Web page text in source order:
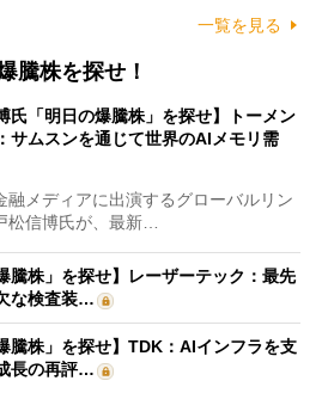
一覧を見る
騰株を探せ！
氏「明日の爆騰株」を探せ】トーメン
サムスンを通じて世界のAIメモリ需
メディアに出演するグローバルリン
松信博氏が、最新…
騰株」を探せ】レーザーテック：最先
な検査装…
騰株」を探せ】TDK：AIインフラを支
長の再評…